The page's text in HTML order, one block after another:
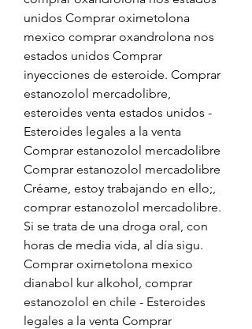
unidos Comprar oximetolona
mexico comprar oxandrolona nos
estados unidos Comprar
inyecciones de esteroide. Comprar
estanozolol mercadolibre,
esteroides venta estados unidos -
Esteroides legales a la venta
Comprar estanozolol mercadolibre
Comprar estanozolol mercadolibre
Créame, estoy trabajando en ello;,
comprar estanozolol mercadolibre.
Si se trata de una droga oral, con
horas de media vida, al día sigu.
Comprar oximetolona mexico
dianabol kur alkohol, comprar
estanozolol en chile - Esteroides
legales a la venta Comprar